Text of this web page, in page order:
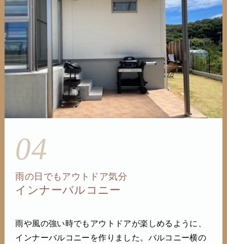
04
雨の日でもアウトドア気分
インナーバルコニー
雨や風の強い時でもアウトドアが楽しめるように、
インナーバルコニーを作りました。バルコニー横の